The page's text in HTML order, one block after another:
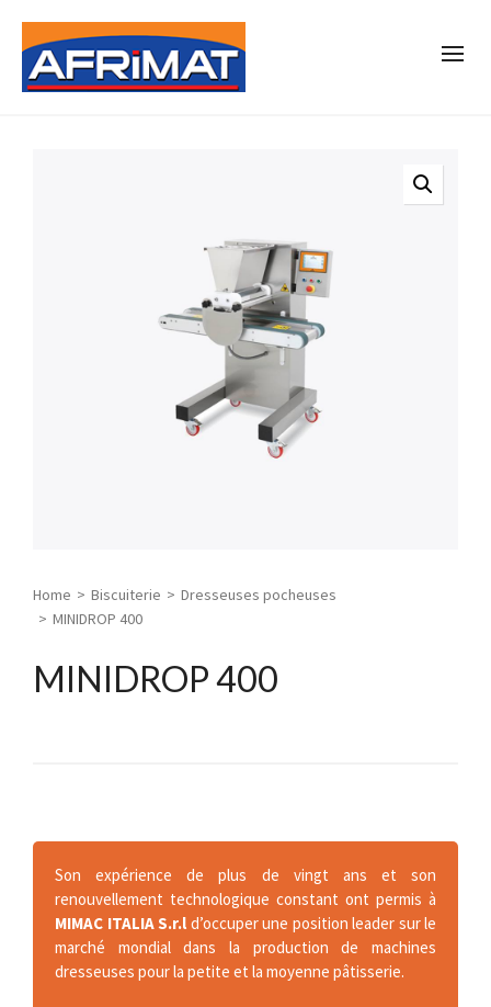
Home > Biscuiterie > Dresseuses pocheuses
> MINIDROP 400
MINIDROP 400
Son expérience de plus de vingt ans et son
renouvellement technologique constant ont permis à
MIMAC ITALIA S.r.l d’occuper une position leader sur le
marché mondial dans la production de machines
dresseuses pour la petite et la moyenne pâtisserie.